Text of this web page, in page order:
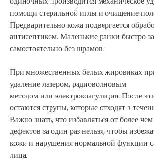
помощи стерильной иглы и очищение
Предварительно кожа подвергается
антисептиком. Маленькие ранки быстро
самостоятельно без шрамов.
При множественных белых жировиках
удаление лазером, радиоволновым
методом или электрокоагуляция. После
остаются струпы, которые отходят в
Важно знать, что избавляться от более чем
дефектов за один раз нельзя, чтобы
кожи и нарушения нормальной функции
лица.